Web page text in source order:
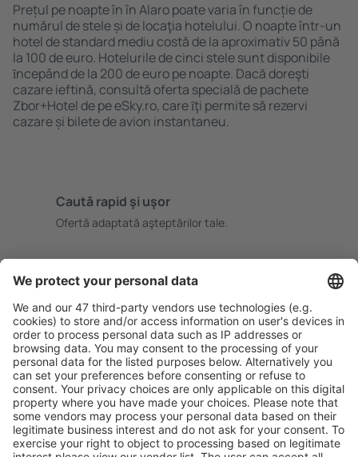
Prețul pe noapte în în Alaro poate varia în funcție de
numărul de stele și de locaţia hotelului. O noapte într-un
hotel de standard mediu costă de la aproximativ 50 până
la 100 de euro. Hotelurile de cinci stele sunt disponibile
ȋncepând de la 200 de euro pe noapte. Dacă doreşti
cazare ieftină, consultă oferta specială de pachete
Zbor+Hotel de pe eSky.ro, care ȋţi permite să rezervi
cazare și bilete de avion instantaneu.
Caută rapid şi uşor
Ofertă adaptată aşteptărilor tale.
Rezervare fără griji cu opțiune gratuită de anulare.
Economiseşte mai mult
Prețuri atractive și oferte speciale pentru utilizatorii
conectați.
Cazarea preferată
Alege din peste 1,3 mil. de opţiuni: hoteluri, cabane,
apartamente și altele.